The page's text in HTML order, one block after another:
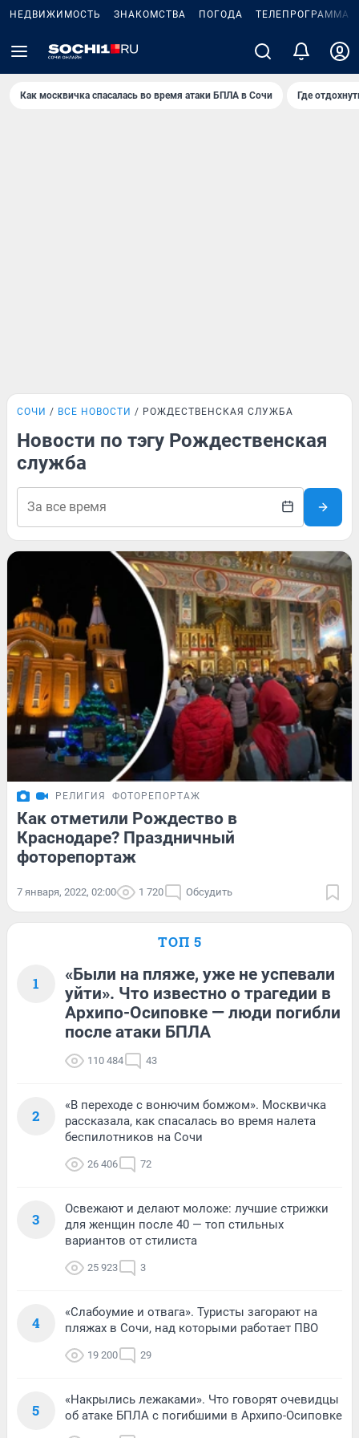
НЕДВИЖИМОСТЬ ЗНАКОМСТВА ПОГОДА ТЕЛЕПРОГРАММА
Как москвичка спасалась во время атаки БПЛА в Сочи Где
СОЧИ ВСЕ НОВОСТИ РОЖДЕСТВЕНСКАЯ СЛУЖБА
Новости по тэгу Рождественская
служба
РЕЛИГИЯ ФОТОРЕПОРТАЖ
Как отметили Рождество в
Краснодаре? Праздничный
фоторепортаж
7 января, 2022, 02:00 1 720 Обсудить
ТОП 5
1
«Были на пляже, уже не успевали
уйти». Что известно о трагедии в
Архипо-Осиповке — люди погибли
после атаки БПЛА
110 484 43
2
«В переходе с вонючим бомжом». Москвичка
рассказала, как спасалась во время налета
беспилотников на Сочи
26 406 72
3
Освежают и делают моложе: лучшие стрижки
для женщин после 40 — топ стильных
вариантов от стилиста
25 923 3
4
«Слабоумие и отвага». Туристы загорают на
пляжах в Сочи, над которыми работает ПВО
19 200 29
5
«Накрылись лежаками». Что говорят очевидцы
об атаке БПЛА с погибшими в Архипо-Осиповке